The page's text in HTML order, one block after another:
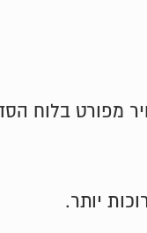
מפורט בלוח
יותר.